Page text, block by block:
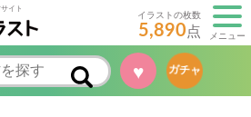
イト
イラストの枚数
5,890点 メニュー
♥ ガチャ